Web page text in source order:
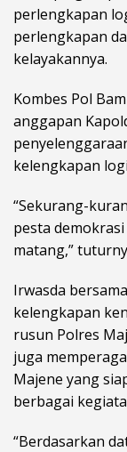
perlengkapan
perlengkapan
kelayakannya.
Kombes Pol
anggapan
kelengkapan
“Sekurang-
pesta
matang,”
Irwasda
kelengkapan
rusun Polres
juga
Majene yang
berbagai
“Berdasarkan